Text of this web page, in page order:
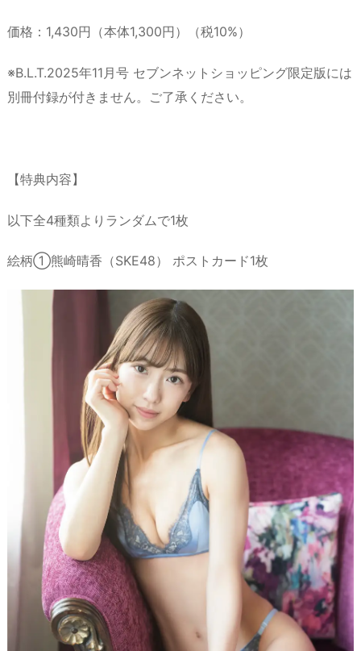
価格：1,430円（本体1,300円）（税10%）
※B.L.T.2025年11月号 セブンネットショッピング限定版には
別冊付録が付きません。ご了承ください。
【特典内容】
以下全4種類よりランダムで1枚
絵柄①熊崎晴香（SKE48） ポストカード1枚